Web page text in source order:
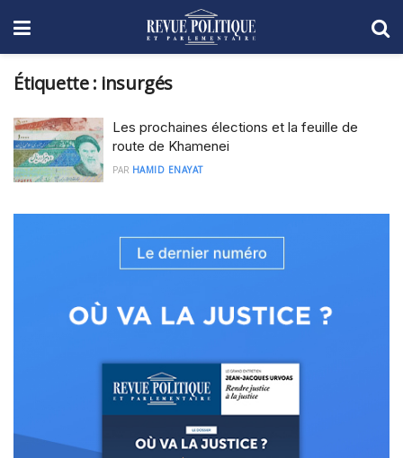
Étiquette : insurgés
Les prochaines élections et la feuille de
route de Khamenei
PAR HAMID ENAYAT